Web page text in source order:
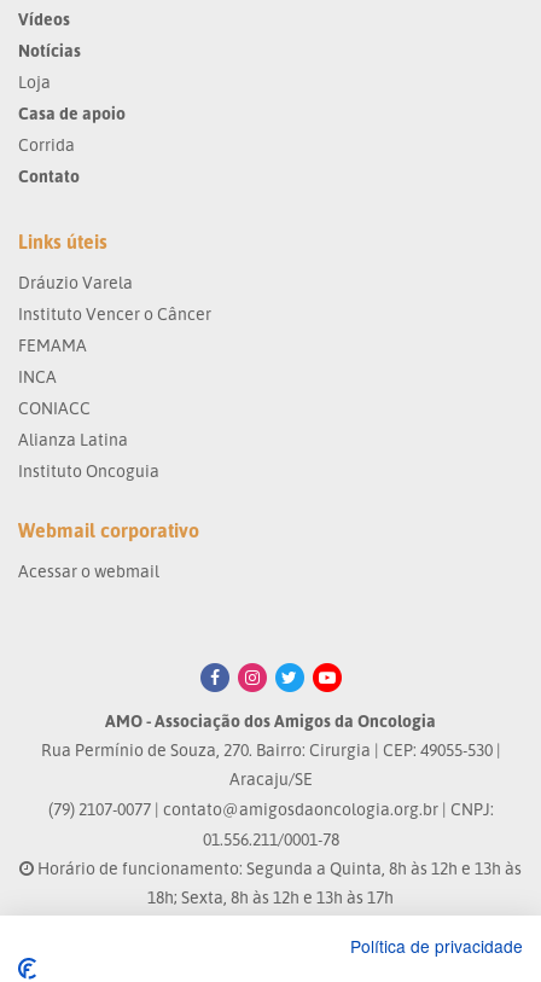
Vídeos
Notícias
Loja
Casa de apoio
Corrida
Contato
Links úteis
Dráuzio Varela
Instituto Vencer o Câncer
FEMAMA
INCA
CONIACC
Alianza Latina
Instituto Oncoguia
Webmail corporativo
Acessar o webmail
AMO - Associação dos Amigos da Oncologia
Rua Permínio de Souza, 270. Bairro: Cirurgia | CEP: 49055-530 |
Aracaju/SE
(79) 2107-0077 | contato@amigosdaoncologia.org.br| CNPJ:
01.556.211/0001-78
Horário de funcionamento: Segunda a Quinta, 8h às 12h e 13h às
18h; Sexta, 8h às 12h e 13h às 17h
Site atualizado em: 04/08/2026 às 10:33hPolítica de privacidade